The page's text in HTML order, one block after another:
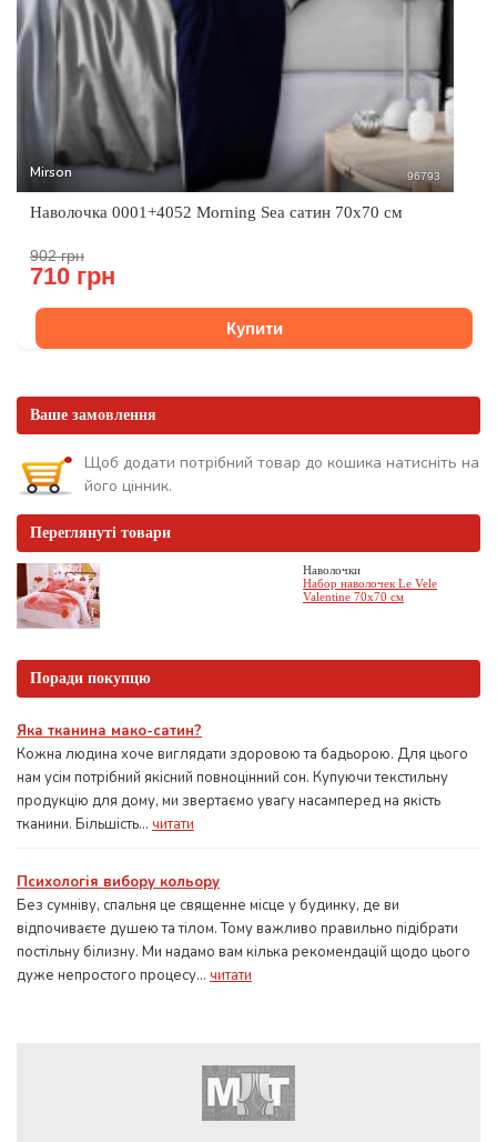
Mirson 96793
Наволочка 0001+4052 Morning Sea сатин 70x70 см
902 грн
710 грн
Купити
Ваше замовлення
Щоб додати потрібний товар до кошика натисніть на
його цінник.
Переглянуті товари
Наволочки
Набор наволочек Le Vele
Valentine 70x70 см
Поради покупцю
Яка тканина мако-сатин?
Кожна людина хоче виглядати здоровою та бадьорою. Для цього
нам усім потрібний якісний повноцінний сон. Купуючи текстильну
продукцію для дому, ми звертаємо увагу насамперед на якість
тканини. Більшість... читати
Психологія вибору кольору
Без сумніву, спальня це священне місце у будинку, де ви
відпочиваєте душею та тілом. Тому важливо правильно підібрати
постільну білизну. Ми надамо вам кілька рекомендацій щодо цього
дуже непростого процесу... читати